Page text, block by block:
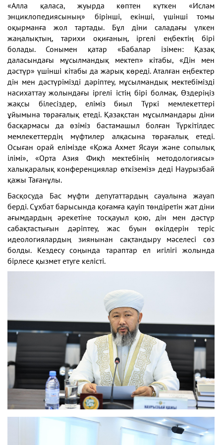
«Алла қаласа, жуырда көптен күткен «Ислам
энциклопедиясының» бірінші, екінші, үшінші томы
оқырманға жол тартады. Бұл діни саладағы үлкен
жаңалықтың, тарихи оқиғаның, іргелі еңбектің бірі
болады. Сонымен қатар «Бабалар ізімен: Қазақ
даласындағы мұсылмандық мектеп» кітабы, «Дін мен
дәстүр» үшінші кітабы да жарық көреді. Аталған еңбектер
дін мен дәстүрімізді дәріптеу, мұсылмандық мектебімізді
насихаттау жолындағы іргелі істің бірі болмақ. Өздеріңіз
жақсы білесіздер, еліміз биыл Түркі мемлекеттері
ұйымына төрағалық етеді. Қазақстан мұсылмандары діни
басқармасы да өзіміз бастамашыл болған Түркітілдес
мемлекеттердің мүфтилер алқасына төрағалық етеді.
Осыған орай елімізде «Қожа Ахмет Ясауи және сопылық
ілімі», «Орта Азия Фиқһ мектебінің методологиясы»
халықаралық конференциялар өткіземіз» деді Наурызбай
қажы Тағанұлы.
Басқосуда Бас мүфти депутаттардың сауалына жауап
берді. Сұхбат барысында қоғамға қауіп төндіретін жат діни
ағымдардың әрекетіне тосқауыл қою, дін мен дәстүр
сабақтастығын дәріптеу, жас буын өкілдерін теріс
идеологиялардың зиянынан сақтандыру мәселесі сөз
болды. Кездесу соңында тараптар ел игілігі жолында
бірлесе қызмет етуге келісті.